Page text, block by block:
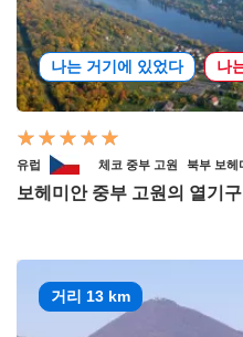
나는 거기에 있었다 나
유럽 체코 중부 고원 북부 보헤
보헤미안 중부 고원의 열기
거리 13 km